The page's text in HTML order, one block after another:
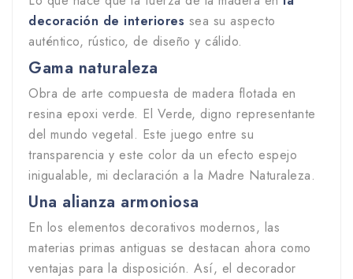
decoración de interiores sea su aspecto
auténtico, rústico, de diseño y cálido.
Gama naturaleza
Obra de arte compuesta de madera flotada en
resina epoxi verde. El Verde, digno representante
del mundo vegetal. Este juego entre su
transparencia y este color da un efecto espejo
inigualable, mi declaración a la Madre Naturaleza.
Una alianza armoniosa
En los elementos decorativos modernos, las
materias primas antiguas se destacan ahora como
ventajas para la disposición. Así, el decorador